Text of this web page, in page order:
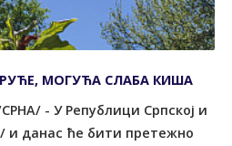
МОГУЋА СЛАБА КИША
- У Републици Српској и
и данас ће бити претежно